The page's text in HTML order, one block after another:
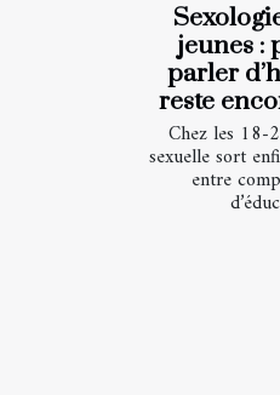
jeunes :
parler
reste
Chez les 18-
sexuelle sort
entre